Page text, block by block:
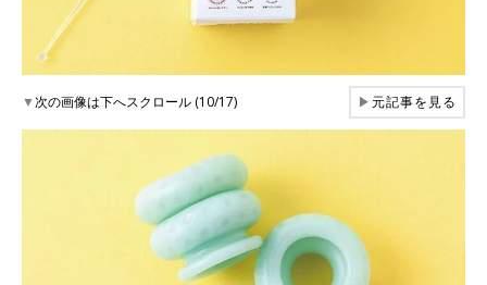
▼次の画像は下へスクロール (10/17) ▶元記事を見る